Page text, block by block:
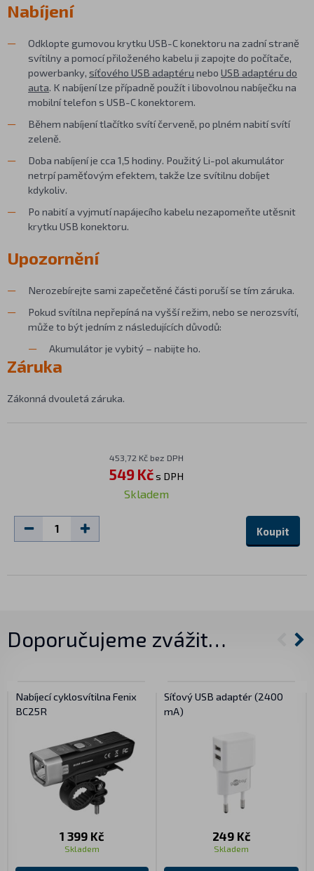
Nabíjení
Odklopte gumovou krytku USB-C konektoru na zadní straně
svítilny a pomocí přiloženého kabelu ji zapojte do počítače,
powerbanky, síťového USB adaptéru nebo USB adaptéru do
auta. K nabíjení lze případně použít i libovolnou nabíječku na
mobilní telefon s USB-C konektorem.
Během nabíjení tlačítko svítí červeně, po plném nabití svítí
zeleně.
Doba nabíjení je cca 1,5 hodiny. Použitý Li-pol akumulátor
netrpí paměťovým efektem, takže lze svítilnu dobíjet
kdykoliv.
Po nabití a vyjmutí napájecího kabelu nezapomeňte utěsnit
krytku USB konektoru.
Upozornění
Nerozebírejte sami zapečetěné části poruší se tím záruka.
Pokud svítilna nepřepíná na vyšší režim, nebo se nerozsvítí,
může to být jedním z následujících důvodů:
Akumulátor je vybitý – nabijte ho.
Záruka
Zákonná dvouletá záruka.
453,72 Kč bez DPH
549 Kčs DPH
Skladem
Koupit
Doporučujeme zvážit…
Nabíjecí cyklosvítilna Fenix
BC25R
1 399 Kč
Skladem
Síťový USB adaptér (2400
mA)
249 Kč
Skladem